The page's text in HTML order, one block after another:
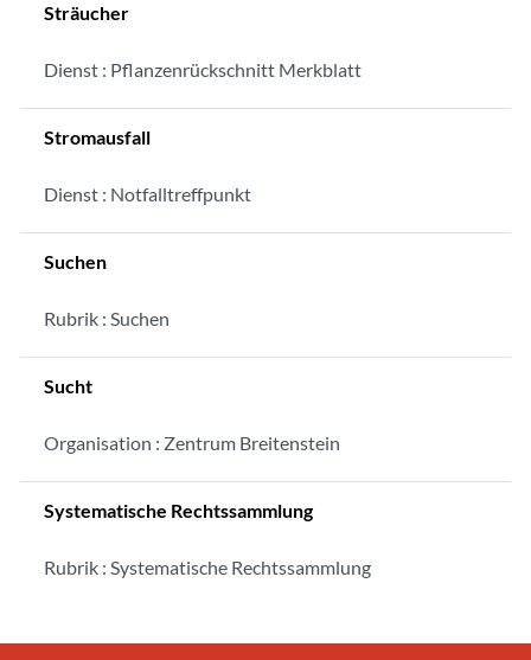
Sträucher
Dienst : Pflanzenrückschnitt Merkblatt
Stromausfall
Dienst : Notfalltreffpunkt
Suchen
Rubrik : Suchen
Sucht
Organisation : Zentrum Breitenstein
Systematische Rechtssammlung
Rubrik : Systematische Rechtssammlung